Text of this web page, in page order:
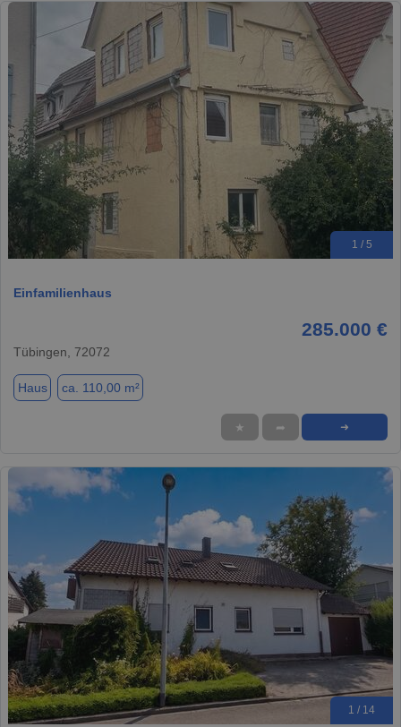
1 / 5
Einfamilienhaus
285.000 €
Tübingen, 72072
Haus ca. 110,00 m²
★ ➦ ➜
1 / 14